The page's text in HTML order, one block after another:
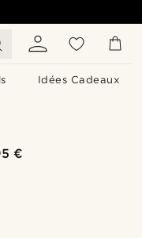
Idées Cadeaux
€